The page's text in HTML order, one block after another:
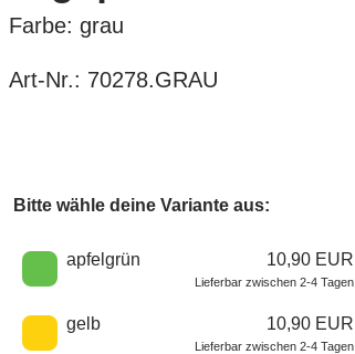
Farbe: grau
Art-Nr.: 70278.GRAU
Bitte wähle deine Variante aus:
Wähle eine Farbe
apfelgrün 10,90 EUR
Lieferbar zwischen 2-4 Tagen
gelb 10,90 EUR
Lieferbar zwischen 2-4 Tagen